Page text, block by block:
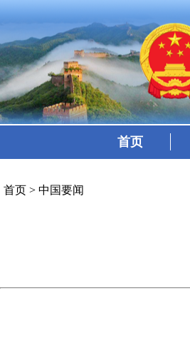
首页
首页 > 中国要闻